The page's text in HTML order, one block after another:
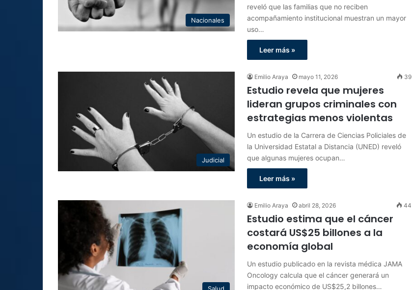
Nacionales
reveló que las familias que no reciben
acompañamiento institucional muestran un mayor
uso…
Leer más »
Judicial
Emilio Araya mayo 11, 2026 39
Estudio revela que mujeres
lideran grupos criminales con
estrategias menos violentas
Un estudio de la Carrera de Ciencias Policiales de
la Universidad Estatal a Distancia (UNED) reveló
que algunas mujeres ocupan…
Leer más »
Emilio Araya abril 28, 2026 44
Estudio estima que el cáncer
costará US$25 billones a la
economía global
Un estudio publicado en la revista médica JAMA
Oncology calcula que el cáncer generará un
impacto económico de US$25,2 billones…